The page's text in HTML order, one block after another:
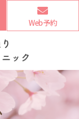
Web予約